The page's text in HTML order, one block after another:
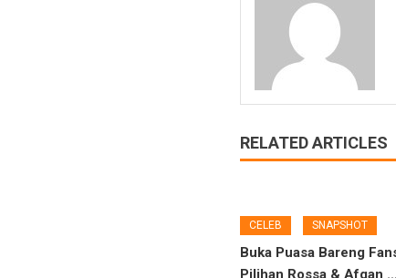
RELATED ARTICLES
CELEB SNAPSHOT
Buka Puasa Bareng
Pilihan Rossa & Afgan